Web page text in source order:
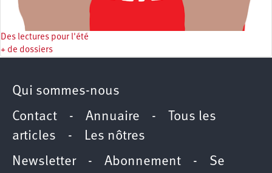
Des lectures pour l'été
+ de dossiers
Qui sommes-nous
Contact - Annuaire - Tous les
articles -
Les nôtres
Newsletter- Abonnement - Se